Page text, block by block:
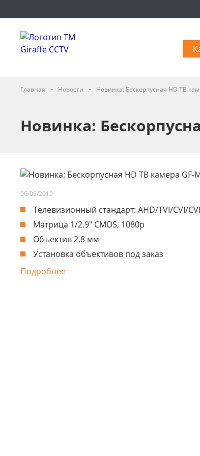
Главная - Новости - Новинка: Бескорпусная HD ТВ
Новинка:
06/06/2019
Телевизионный стандарт: AHD/TVI/CVI/
Матрица 1/2.9" CMOS, 1080p
Объектив 2,8 мм
Установка объективов под заказ
Подробнее